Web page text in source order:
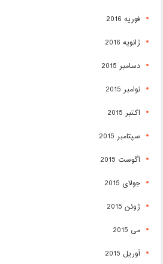
فوریه 2016
ژانویه 2016
دسامبر 2015
نوامبر 2015
اکتبر 2015
سپتامبر 2015
آگوست 2015
جولای 2015
ژوئن 2015
می 2015
آوریل 2015